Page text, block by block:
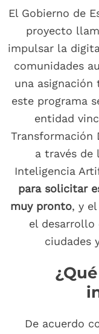
El Gobierno de
proyecto
impulsar la
comunidades
una asignación
este programa
entidad
Transformación
a través de
Inteligencia
para solicitar
muy pronto, y
el desarrollo
ciudades
De acuerdo